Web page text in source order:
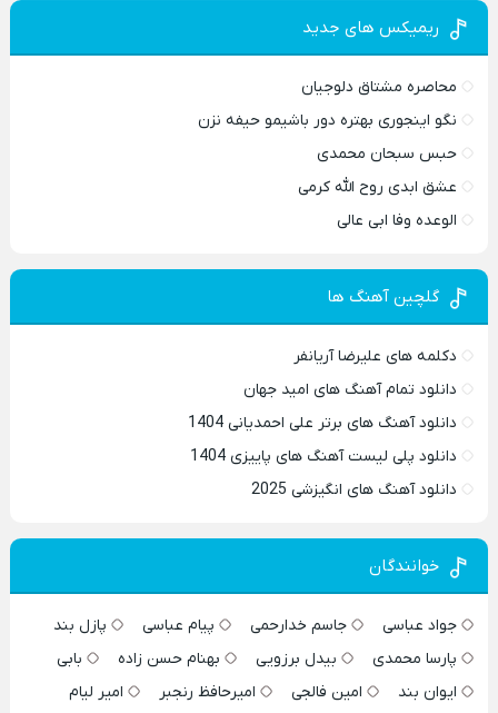
ریمیکس های جدید
محاصره مشتاق دلوجیان
نگو اینجوری بهتره دور باشیمو حیفه نزن
حبس سبحان محمدی
عشق ابدی روح الله کرمی
الوعده وفا ابی عالی
گلچین آهنگ ها
دکلمه های علیرضا آریانفر
دانلود تمام آهنگ های امید جهان
دانلود آهنگ های برتر علی احمدیانی 1404
دانلود پلی لیست آهنگ های پاییزی 1404
دانلود آهنگ های انگیزشی 2025
خوانندگان
جواد عباسی جاسم خدارحمی پیام عباسی
پازل بند
پارسا محمدی
بیدل برزویی بهنام حسن زاده
بابی
ایوان بند
امین فالجی امیرحافظ رنجبر
امیر لیام